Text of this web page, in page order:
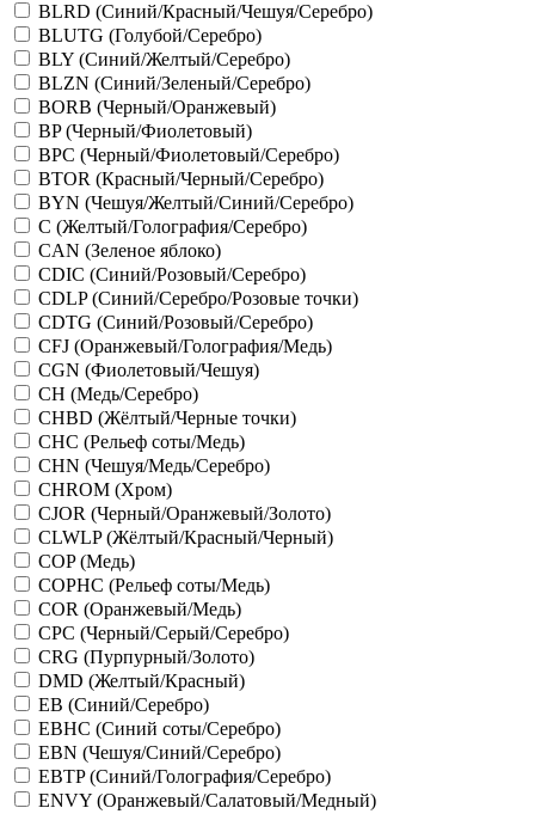
BLRD (Синий/Красный/Чешуя/Серебро)
BLUTG (Голубой/Серебро)
BLY (Синий/Желтый/Серебро)
BLZN (Синий/Зеленый/Серебро)
BORB (Черный/Оранжевый)
BP (Черный/Фиолетовый)
BPC (Черный/Фиолетовый/Серебро)
BTOR (Красный/Черный/Серебро)
BYN (Чешуя/Желтый/Синий/Серебро)
C (Желтый/Голография/Серебро)
CAN (Зеленое яблоко)
CDIC (Синий/Розовый/Серебро)
CDLP (Синий/Серебро/Розовые точки)
CDTG (Синий/Розовый/Серебро)
CFJ (Оранжевый/Голография/Медь)
CGN (Фиолетовый/Чешуя)
CH (Медь/Серебро)
CHBD (Жёлтый/Черные точки)
CHC (Рельеф соты/Медь)
CHN (Чешуя/Медь/Серебро)
CHROM (Хром)
CJOR (Черный/Оранжевый/Золото)
CLWLP (Жёлтый/Красный/Черный)
COP (Медь)
COPHC (Рельеф соты/Медь)
COR (Оранжевый/Медь)
CPC (Черный/Серый/Серебро)
CRG (Пурпурный/Золото)
DMD (Желтый/Красный)
EB (Синий/Серебро)
EBHC (Синий соты/Серебро)
EBN (Чешуя/Синий/Серебро)
EBTP (Синий/Голография/Серебро)
ENVY (Оранжевый/Салатовый/Медный)